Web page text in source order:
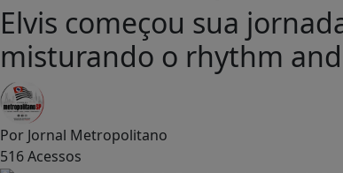
Elvis começou sua
misturando o rhythm
Por Jornal Metropolitano
516 Acessos